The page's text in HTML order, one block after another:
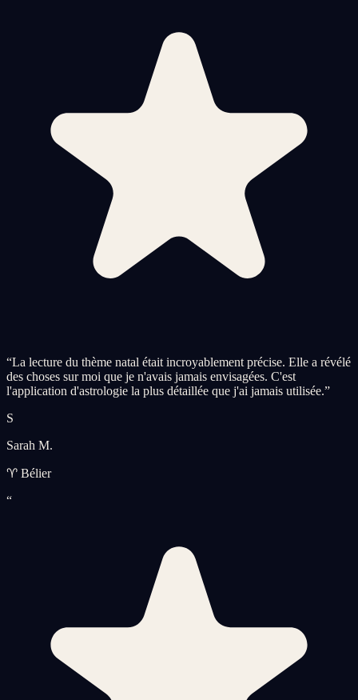
“La lecture du thème natal était incroyablement précise. Elle a révélé
des choses sur moi que je n'avais jamais envisagées. C'est
l'application d'astrologie la plus détaillée que j'ai jamais utilisée.”
S
Sarah M.
♈ Bélier
“